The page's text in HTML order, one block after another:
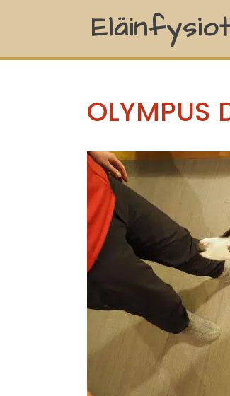
OLYMPUS